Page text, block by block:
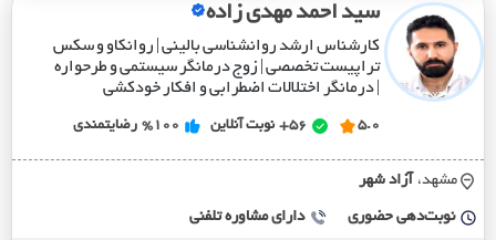
سید احمد مهدی زاده
کارشناس ارشد روانشناسی بالینی | روانکاو و سکس
تراپیست تخصصی | زوج درمانگر سیستمی و طرحواره
| درمانگر اختلالات اضطرابی و افکار خودکشی
5.0
56+ نوبت آنلاین %100 رضایتمندی
مشهد، آزاد شهر
نوبت‌دهی حضوری دارای مشاوره تلفنی